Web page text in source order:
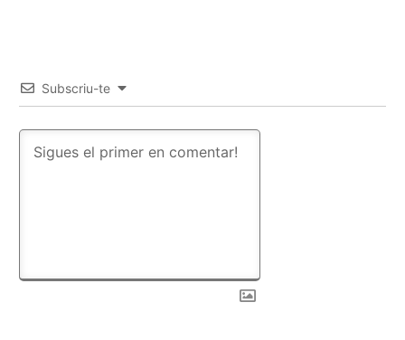
Subscriu-te